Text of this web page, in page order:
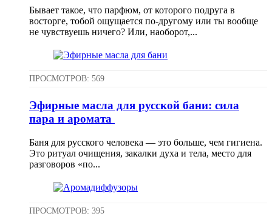
Бывает такое, что парфюм, от которого подруга в
восторге, тобой ощущается по-другому или ты вообще
не чувствуешь ничего? Или, наоборот,...
ПРОСМОТРОВ: 569
Эфирные масла для русской бани: сила
пара и аромата
Баня для русского человека — это больше, чем гигиена.
Это ритуал очищения, закалки духа и тела, место для
разговоров «по...
ПРОСМОТРОВ: 395